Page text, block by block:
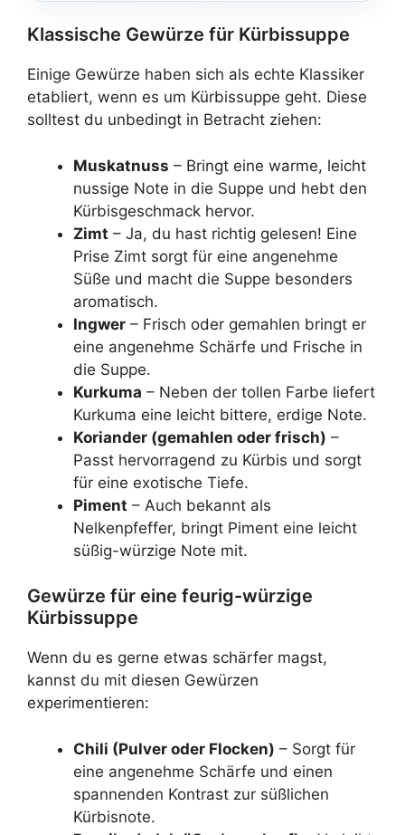
Klassische Gewürze für Kürbissuppe
Einige Gewürze haben sich als echte Klassiker
etabliert, wenn es um Kürbissuppe geht. Diese
solltest du unbedingt in Betracht ziehen:
Muskatnuss – Bringt eine warme, leicht
nussige Note in die Suppe und hebt den
Kürbisgeschmack hervor.
Zimt – Ja, du hast richtig gelesen! Eine
Prise Zimt sorgt für eine angenehme
Süße und macht die Suppe besonders
aromatisch.
Ingwer – Frisch oder gemahlen bringt er
eine angenehme Schärfe und Frische in
die Suppe.
Kurkuma – Neben der tollen Farbe liefert
Kurkuma eine leicht bittere, erdige Note.
Koriander (gemahlen oder frisch) –
Passt hervorragend zu Kürbis und sorgt
für eine exotische Tiefe.
Piment – Auch bekannt als
Nelkenpfeffer, bringt Piment eine leicht
süßig-würzige Note mit.
Gewürze für eine feurig-würzige
Kürbissuppe
Wenn du es gerne etwas schärfer magst,
kannst du mit diesen Gewürzen
experimentieren:
Chili (Pulver oder Flocken) – Sorgt für
eine angenehme Schärfe und einen
spannenden Kontrast zur süßlichen
Kürbisnote.